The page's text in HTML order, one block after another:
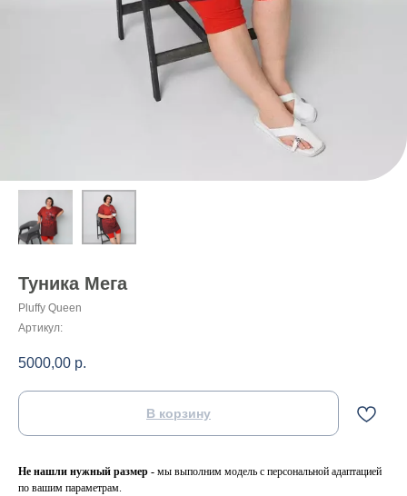
Туника Мега
Pluffy Queen
Артикул:
5000,00 р.
В корзину
Не нашли нужный размер - мы выполним модель с персональной адаптацией
по вашим параметрам.